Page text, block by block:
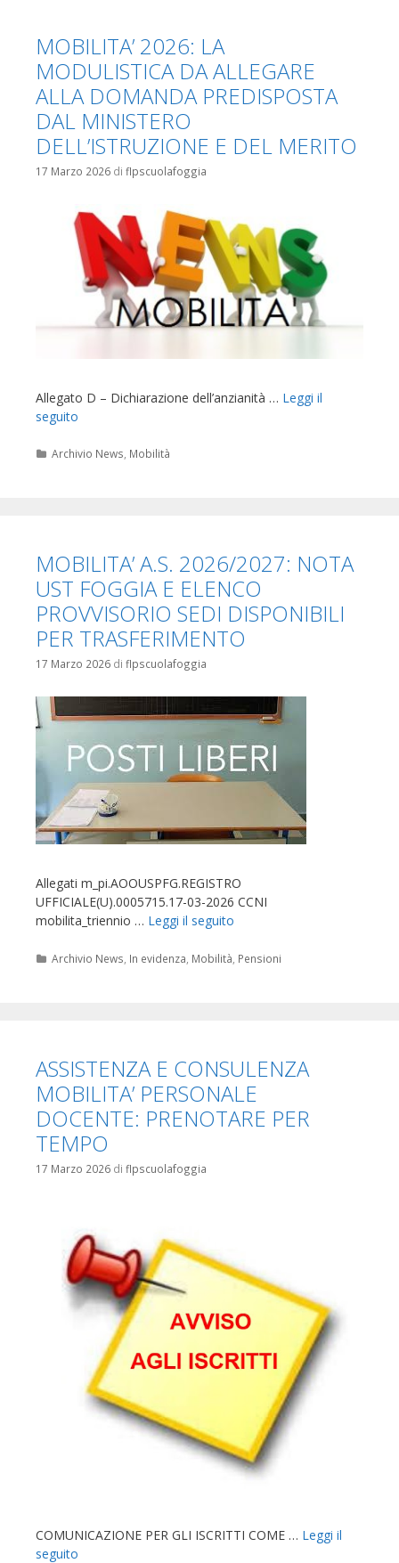
MOBILITA’ 2026: LA
MODULISTICA DA ALLEGARE
ALLA DOMANDA PREDISPOSTA
DAL MINISTERO
DELL’ISTRUZIONE E DEL MERITO
17 Marzo 2026 di flpscuolafoggia
Allegato D – Dichiarazione dell’anzianità … Leggi il
seguito
Categorie
Archivio News, Mobilità
MOBILITA’ A.S. 2026/2027: NOTA
UST FOGGIA E ELENCO
PROVVISORIO SEDI DISPONIBILI
PER TRASFERIMENTO
17 Marzo 2026 di flpscuolafoggia
Allegati m_pi.AOOUSPFG.REGISTRO
UFFICIALE(U).0005715.17-03-2026 CCNI
mobilita_triennio … Leggi il seguito
Categorie
Archivio News In evidenza Mobilità Pensioni
ASSISTENZA E CONSULENZA
MOBILITA’ PERSONALE
DOCENTE: PRENOTARE PER
TEMPO
17 Marzo 2026 di flpscuolafoggia
COMUNICAZIONE PER GLI ISCRITTI COME … Leggi il
seguito